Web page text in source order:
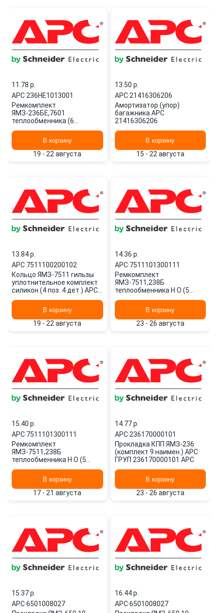
11.78 p.
APC·236НЕ1013001
Ремкомплект
ЯМЗ-236БЕ,7601
теплообменника (6
236НЕ1013001 APC
В корзину
19 - 22 августа
13.50 p.
APC·21416306206
Амортизатор (упор)
багажника APC
21416306206
В корзину
15 - 22 августа
13.84 p.
APC·7511100200102
Кольцо ЯМЗ-7511 гильзы
уплотнительное комплект
силикон (4 поз. 4 дет.) АРС
В корзину
19 - 22 августа
14.36 p.
APC·7511101300111
Ремкомплект
ЯМЗ-7511,238Б
теплообменника Н О (5
7511101300111 APC
В корзину
23 - 26 августа
15.40 p.
APC·7511101300111
Ремкомплект
ЯМЗ-7511,238Б
теплообменника Н О (5
7511101300111 APC
В корзину
17 - 21 августа
14.77 p.
APC·236170000101
Прокладка КПП ЯМЗ-236
(комплект 9 наимен.) АРС
ГРУП 236170000101 APC
В корзину
23 - 26 августа
15.37 p.
APC·6501008027
16.44 p.
APC·6501008027